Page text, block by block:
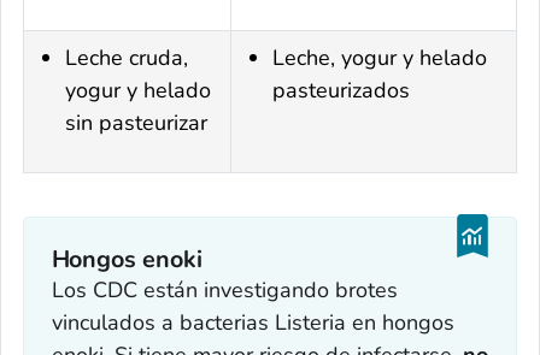
Leche cruda,
yogur y helado
sin pasteurizar
Leche, yogur y helado
pasteurizados
Hongos enoki
Los CDC están investigando brotes
vinculados a bacterias Listeria en hongos